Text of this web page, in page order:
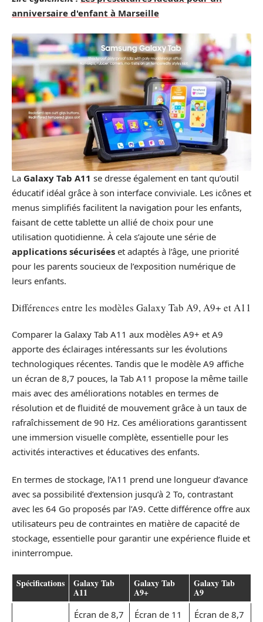
anniversaire d'enfant à Marseille
La Galaxy Tab A11 se dresse également en tant qu’outil
éducatif idéal grâce à son interface conviviale. Les icônes et
menus simplifiés facilitent la navigation pour les enfants,
faisant de cette tablette un allié de choix pour une
utilisation quotidienne. À cela s’ajoute une série de
applications sécurisées et adaptés à l’âge, une priorité
pour les parents soucieux de l’exposition numérique de
leurs enfants.
Différences entre les modèles Galaxy Tab A9, A9+ et A11
Comparer la Galaxy Tab A11 aux modèles A9+ et A9
apporte des éclairages intéressants sur les évolutions
technologiques récentes. Tandis que le modèle A9 affiche
un écran de 8,7 pouces, la Tab A11 propose la même taille
mais avec des améliorations notables en termes de
résolution et de fluidité de mouvement grâce à un taux de
rafraîchissement de 90 Hz. Ces améliorations garantissent
une immersion visuelle complète, essentielle pour les
activités interactives et éducatives des enfants.
En termes de stockage, l’A11 prend une longueur d’avance
avec sa possibilité d’extension jusqu’à 2 To, contrastant
avec les 64 Go proposés par l’A9. Cette différence offre aux
utilisateurs peu de contraintes en matière de capacité de
stockage, essentielle pour garantir une expérience fluide et
ininterrompue.
Spécifications Galaxy Tab
A11
Galaxy Tab
A9+
Galaxy Tab
A9
Écran de 8,7
Écran de 11
Écran de 8,7